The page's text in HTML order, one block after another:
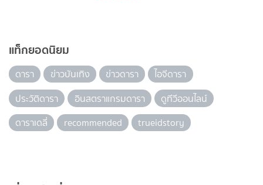
แท็กยอดนิยม
ดารา ข่าวบันเทิง ข่าวดารา
ไอจีดารา
ประวัติดารา
อินสตราแกรมดารา
ดูทีวีออนไลน์
ดาราเดลี่
recommended trueidstory